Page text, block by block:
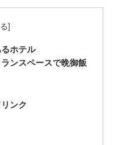
ホテル
ンスペースで晩御飯
ンク